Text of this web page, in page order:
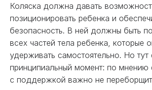
Коляска должна давать
позиционировать ребенка и
безопасность. В ней должны быть
всех частей тела ребенка, которые
удерживать самостоятельно. Но тут
принципиальный момент: по мнению
с поддержкой важно не